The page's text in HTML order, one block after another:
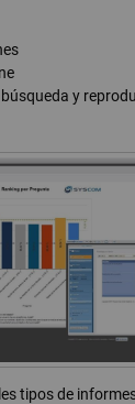
y
tipos de